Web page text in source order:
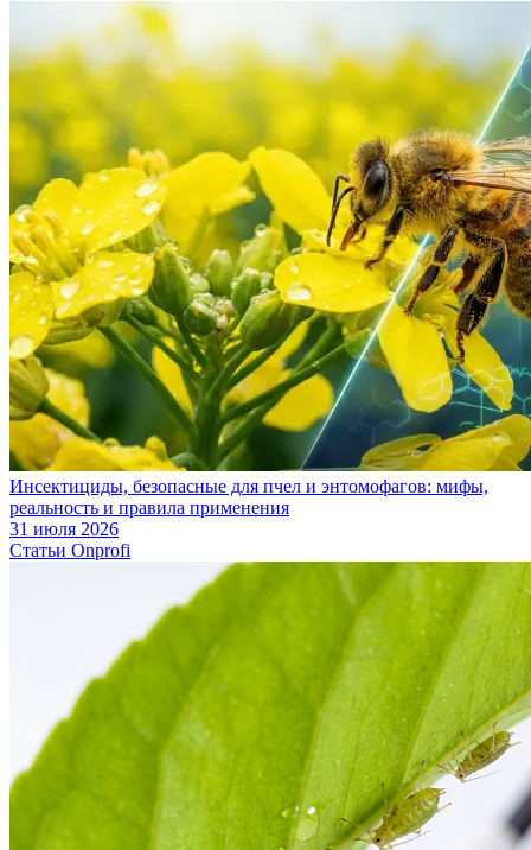
Инсектициды, безопасные для пчел и энтомофагов: мифы,
реальность и правила применения
31 июля 2026
Статьи Onprofi